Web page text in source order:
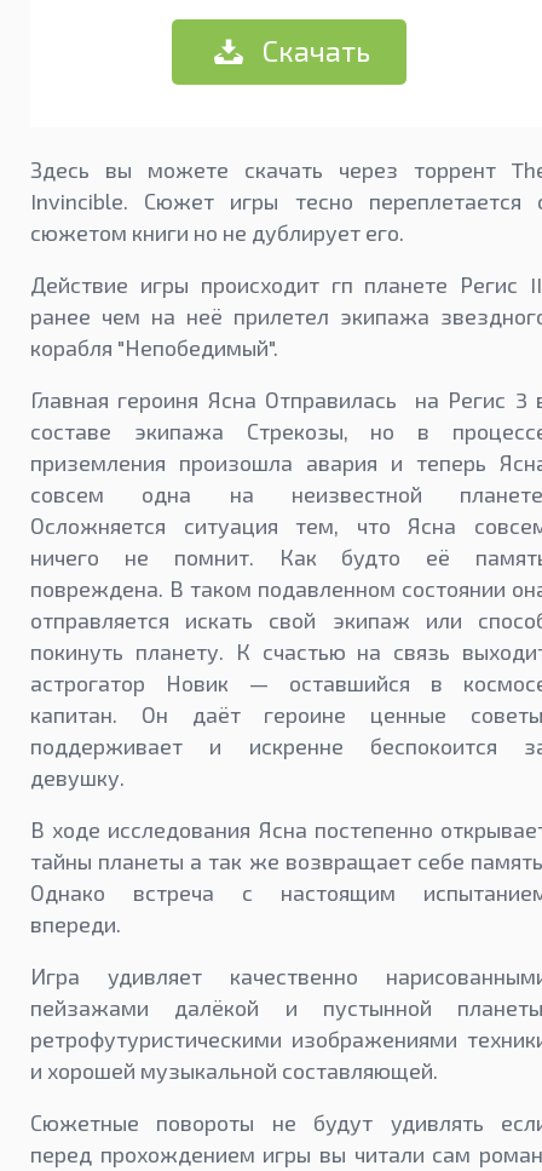
Скачать
Здесь вы можете скачать через торрент
Invincible. Сюжет игры тесно переплетается
сюжетом книги но не дублирует его.
Действие игры происходит гп планете Регис
ранее чем на неё прилетел экипажа
корабля "Непобедимый".
Главная героиня Ясна Отправилась на Регис 3
составе экипажа Стрекозы, но в
приземления произошла авария и теперь
совсем одна на неизвестной
Осложняется ситуация тем, что Ясна
ничего не помнит. Как будто её
повреждена. В таком подавленном состоянии
отправляется искать свой экипаж или
покинуть планету. К счастью на связь
астрогатор Новик — оставшийся в
капитан. Он даёт героине ценные
поддерживает и искренне беспокоится
девушку.
В ходе исследования Ясна постепенно
тайны планеты а так же возвращает себе
Однако встреча с настоящим
впереди.
Игра удивляет качественно
пейзажами далёкой и пустынной
ретрофутуристическими изображениями
и хорошей музыкальной составляющей.
Сюжетные повороты не будут удивлять
перед прохождением игры вы читали сам